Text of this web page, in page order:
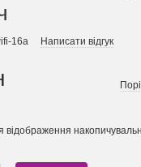
16a Написати відгук
відображення